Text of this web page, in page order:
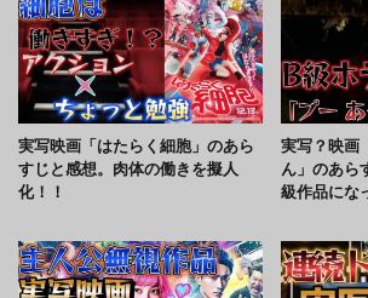
実写映画「はたらく細胞」のあら
すじと感想。肉体の働きを擬人
化！！
実写？映画
ん」のあら
級作品にな